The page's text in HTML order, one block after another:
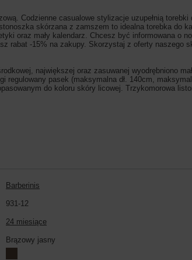
Codzienne casualowe stylizacje uzupełnią
skórzana z zamszem to idealna torebka do
oraz mały kalendarz. Chcesz być informowana o
rabat -15% na zakupy. Skorzystaj z oferty naszego
największej oraz zasuwanej wyodrębniono
pasek (maksymalna dł. 140cm,
do koloru skóry licowej. Trzykomorowa
Barberinis
931-12
24 miesiące
Brązowy jasny